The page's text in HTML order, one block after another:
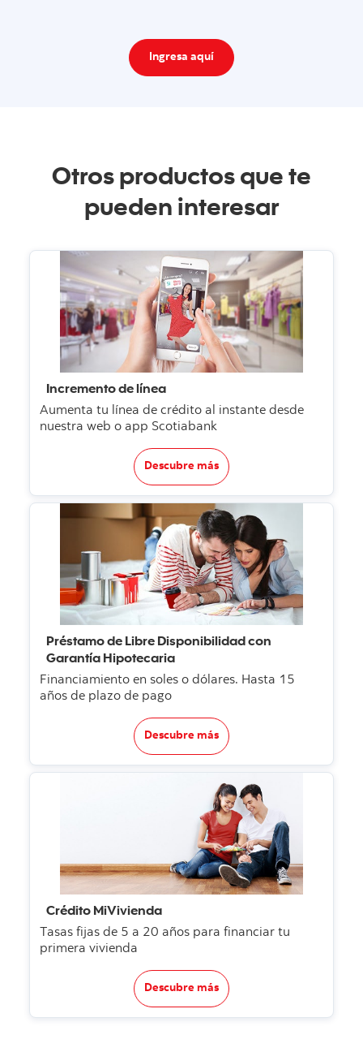
Ingresa aquí
Otros productos que te
pueden interesar
Incremento de línea
Aumenta tu línea de crédito al instante desde
nuestra web o app Scotiabank
Descubre más
Préstamo de Libre Disponibilidad con
Garantía Hipotecaria
Financiamiento en soles o dólares. Hasta 15
años de plazo de pago
Descubre más
Crédito MiVivienda
Tasas fijas de 5 a 20 años para financiar tu
primera vivienda
Descubre más